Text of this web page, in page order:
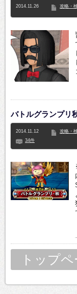
2014.11.26 攻略・
バトルグランプリ
2014.11.12 攻略・
34件
トップ